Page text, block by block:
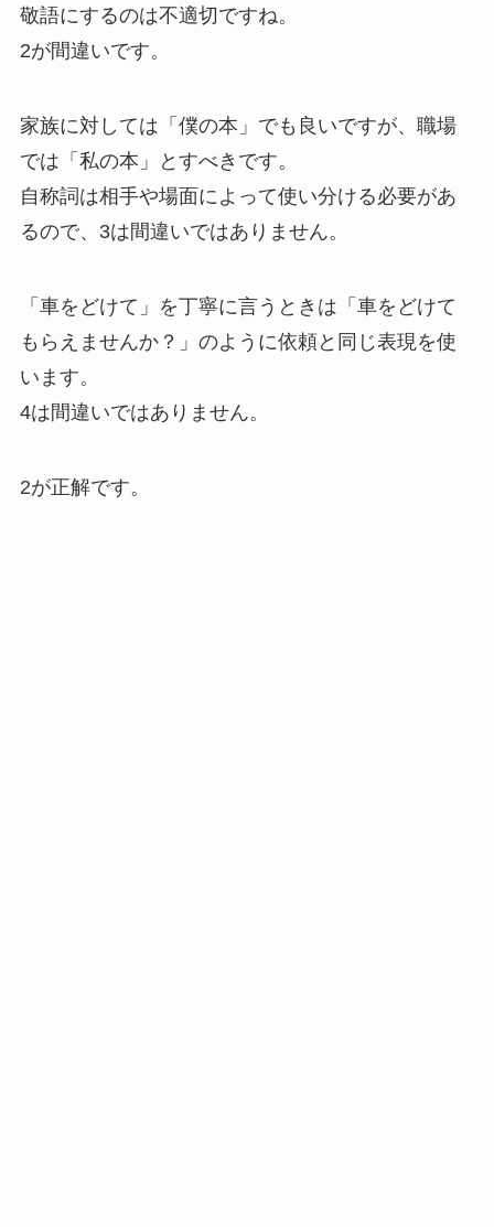
敬語にするのは不適切ですね。
2が間違いです。
家族に対しては「僕の本」でも良いですが、職場
では「私の本」とすべきです。
自称詞は相手や場面によって使い分ける必要があ
るので、3は間違いではありません。
「車をどけて」を丁寧に言うときは「車をどけて
もらえませんか？」のように依頼と同じ表現を使
います。
4は間違いではありません。
2が正解です。